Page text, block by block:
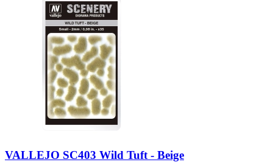
VALLEJO SC403 Wild Tuft - Beige